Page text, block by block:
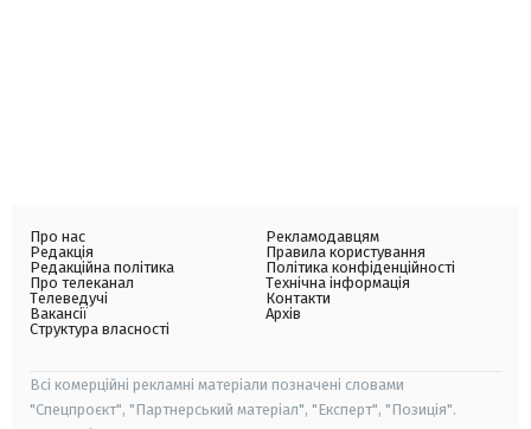
Про нас
Редакція
Редакційна політика
Про телеканал
Телеведучі
Вакансії
Структура власності
Рекламодавцям
Правила користування
Політика конфіденційності
Технічна інформація
Контакти
Архів
Всі комерційні рекламні матеріали позначені словами
"Спецпроєкт", "Партнерський матеріал", "Експерт", "Позиція".